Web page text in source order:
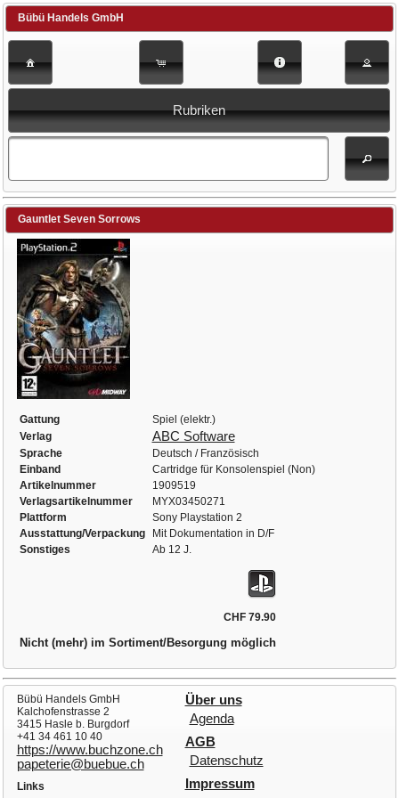
Bübü Handels GmbH
Rubriken
Gauntlet Seven Sorrows
Gattung
Spiel (elektr.)
Verlag
ABC Software
Sprache
Deutsch / Französisch
Einband
Cartridge für Konsolenspiel (Non)
Artikelnummer
1909519
Verlagsartikelnummer
MYX03450271
Plattform
Sony Playstation 2
Ausstattung/Verpackung
Mit Dokumentation in D/F
Sonstiges
Ab 12 J.
CHF 79.90
Nicht (mehr) im Sortiment/Besorgung möglich
Bübü Handels GmbH
Kalchofenstrasse 2
3415 Hasle b. Burgdorf
+41 34 461 10 40
https://www.buchzone.ch
papeterie@buebue.ch
Über uns
Agenda
AGB
Datenschutz
Impressum
Links